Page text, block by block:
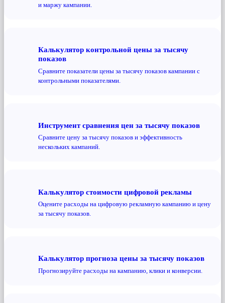
и маржу кампании.
Калькулятор контрольной цены за тысячу
показов
Сравните показатели цены за тысячу показов кампании с
контрольными показателями.
Инструмент сравнения цен за тысячу показов
Сравните цену за тысячу показов и эффективность
нескольких кампаний.
Калькулятор стоимости цифровой рекламы
Оцените расходы на цифровую рекламную кампанию и цену
за тысячу показов.
Калькулятор прогноза цены за тысячу показов
Прогнозируйте расходы на кампанию, клики и конверсии.